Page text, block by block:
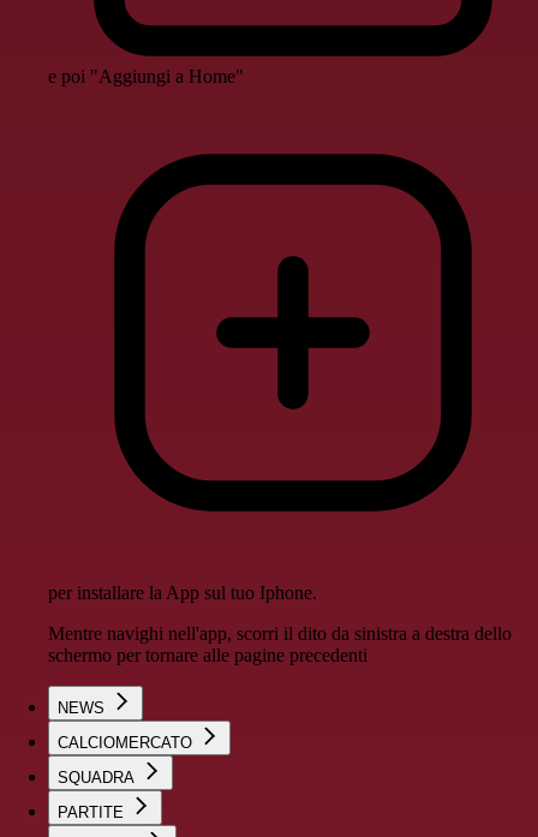
e poi "Aggiungi a Home"
per installare la App sul tuo Iphone.
Mentre navighi nell'app, scorri il dito da sinistra a destra dello
schermo per tornare alle pagine precedenti
NEWS
CALCIOMERCATO
SQUADRA
PARTITE